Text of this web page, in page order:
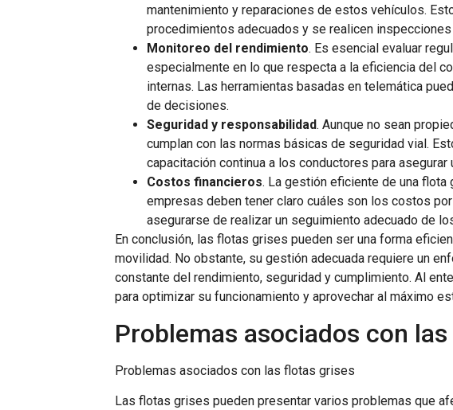
mantenimiento y reparaciones de estos vehículos.
procedimientos adecuados y se realicen
Monitoreo del rendimiento. Es esencial evaluar
especialmente en lo que respecta a la eficiencia del
internas. Las herramientas basadas en telemática
de decisiones.
Seguridad y responsabilidad. Aunque no sean
cumplan con las normas básicas de seguridad vial.
capacitación continua a los conductores para
Costos financieros. La gestión eficiente de una
empresas deben tener claro cuáles son los costos
asegurarse de realizar un seguimiento adecuado de
En conclusión, las flotas grises pueden ser una forma
movilidad. No obstante, su gestión adecuada requiere un
constante del rendimiento, seguridad y cumplimiento. Al
para optimizar su funcionamiento y aprovechar al máximo
Problemas asociados con
Problemas asociados con las flotas grises
Las flotas grises pueden presentar varios problemas que